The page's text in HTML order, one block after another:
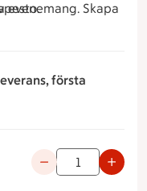
Skapa
själva med vår
första
Använd